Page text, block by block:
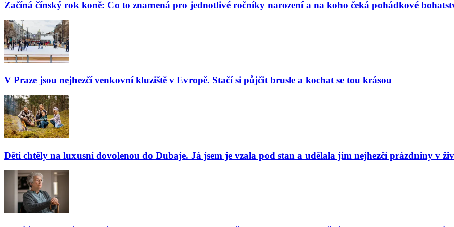
Začíná čínský rok koně: Co to znamená pro jednotlivé ročníky narození a na koho čeká pohádkové
V Praze jsou nejhezčí venkovní kluziště v Evropě. Stačí si půjčit brusle a kochat se tou krásou
Děti chtěly na luxusní dovolenou do Dubaje. Já jsem je vzala pod stan a udělala jim nejhezčí prázdniny v